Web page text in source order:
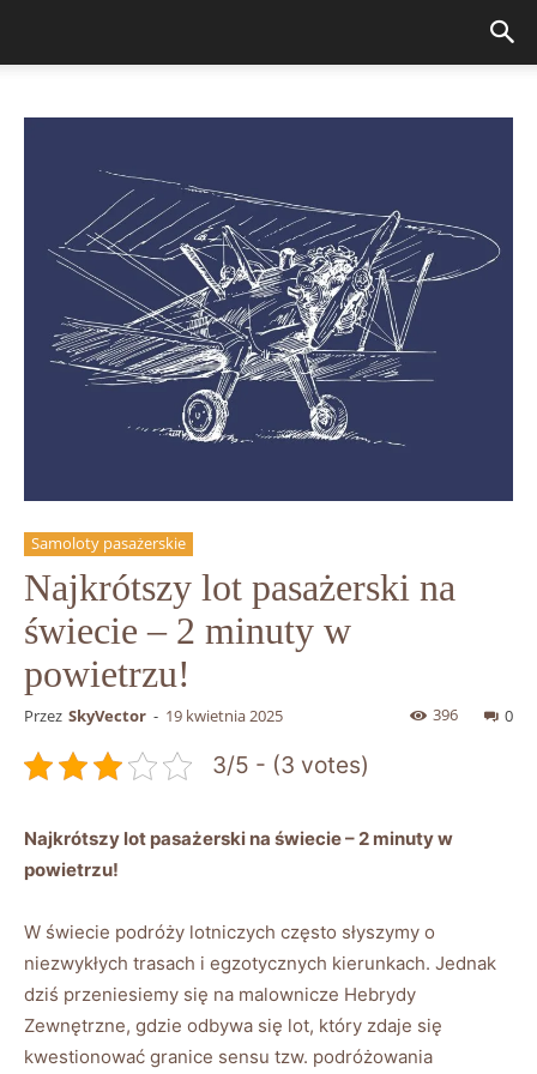
Samoloty pasażerskie
Najkrótszy lot pasażerski na
świecie – 2 minuty w
powietrzu!
Przez SkyVector - 19 kwietnia 2025 0
396
3/5 - (3 votes)
Najkrótszy lot pasażerski na świecie – 2 minuty w
powietrzu!
W świecie podróży lotniczych często słyszymy o
niezwykłych trasach i egzotycznych kierunkach. Jednak
dziś przeniesiemy się na malownicze Hebrydy
Zewnętrzne, gdzie odbywa się lot, który zdaje się
kwestionować granice sensu tzw. podróżowania